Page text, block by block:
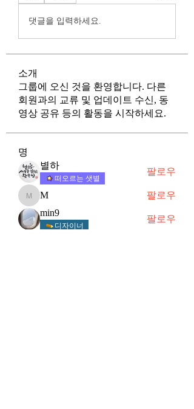
댓글을 입력하세요.
소개
그룹에 오신 것을 환영합니다. 다른
회원과의 교류 및 업데이트 수신, 동
영상 공유 등의 활동을 시작하세요.
명
별하
떠오르는 샛별
팔로우
M
M
팔로우
min9
디자이너
팔로우